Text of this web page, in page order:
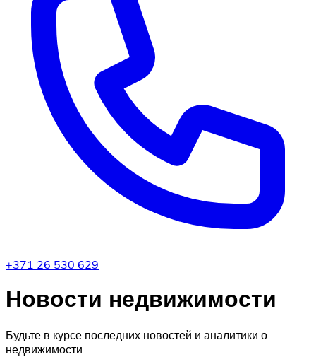
+371 26 530 629
Новости недвижимости
Будьте в курсе последних новостей и аналитики о
недвижимости